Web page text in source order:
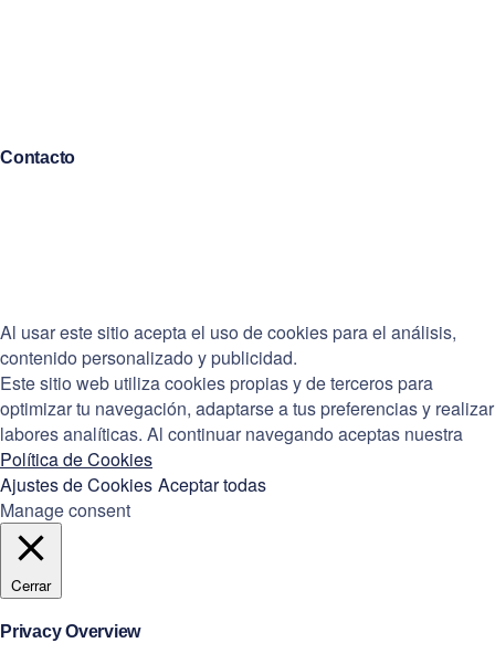
Contacto
Al usar este sitio acepta el uso de cookies para el análisis,
contenido personalizado y publicidad.
Este sitio web utiliza cookies propias y de terceros para
optimizar tu navegación, adaptarse a tus preferencias y realizar
labores analíticas. Al continuar navegando aceptas nuestra
Política de Cookies
Ajustes de Cookies Aceptar todas
Manage consent
Cerrar
Privacy Overview